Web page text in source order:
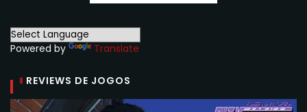
Powered by Translate
REVIEWS DE JOGOS